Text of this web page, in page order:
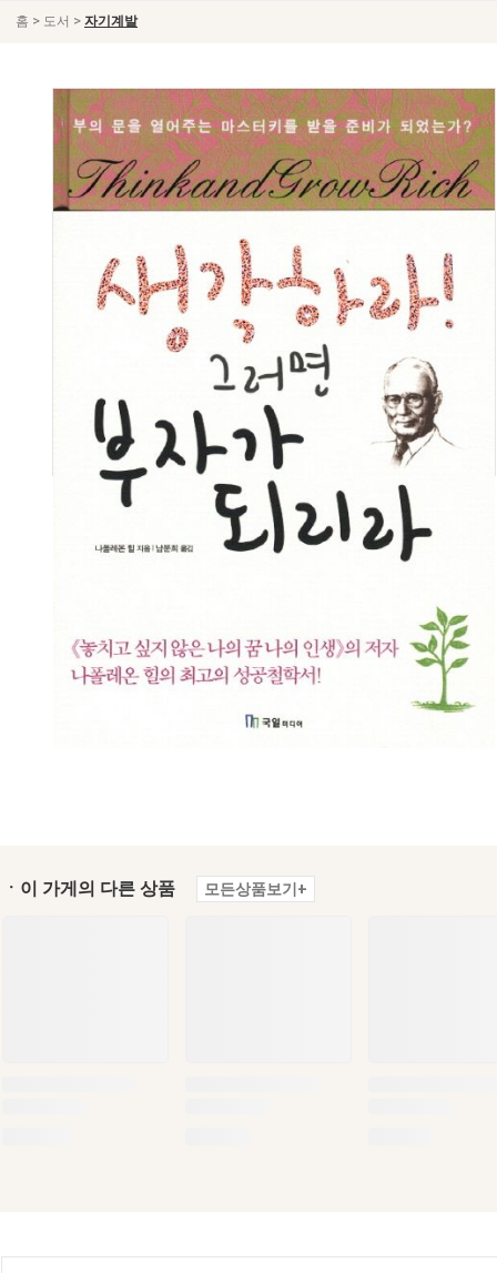
홈 > 도서 > 자기계발
ㆍ이 가게의 다른 상품 모든상품보기+